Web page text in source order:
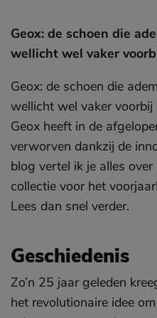
Geox: de schoen die
wellicht wel vaker
Geox: de schoen die
wellicht wel vaker
Geox heeft in de
verworven dankzij de
blog vertel ik je alles
collectie voor het
Lees dan snel verder.
Geschiedenis
Zo’n 25 jaar geleden
het revolutionaire idee